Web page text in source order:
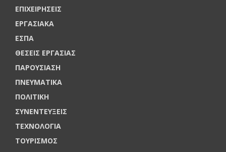
ΕΠΙΧΕΙΡΗΣΕΙΣ
ΕΡΓΑΣΙΑΚΑ
ΕΣΠΑ
ΘΕΣΕΙΣ ΕΡΓΑΣΙΑΣ
ΠΑΡΟΥΣΙΑΣΗ
ΠΝΕΥΜΑΤΙΚΑ
ΠΟΛΙΤΙΚΗ
ΣΥΝΕΝΤΕΥΞΕΙΣ
ΤΕΧΝΟΛΟΓΙΑ
ΤΟΥΡΙΣΜΟΣ